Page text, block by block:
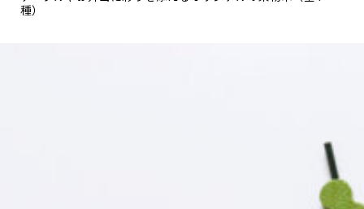
種）